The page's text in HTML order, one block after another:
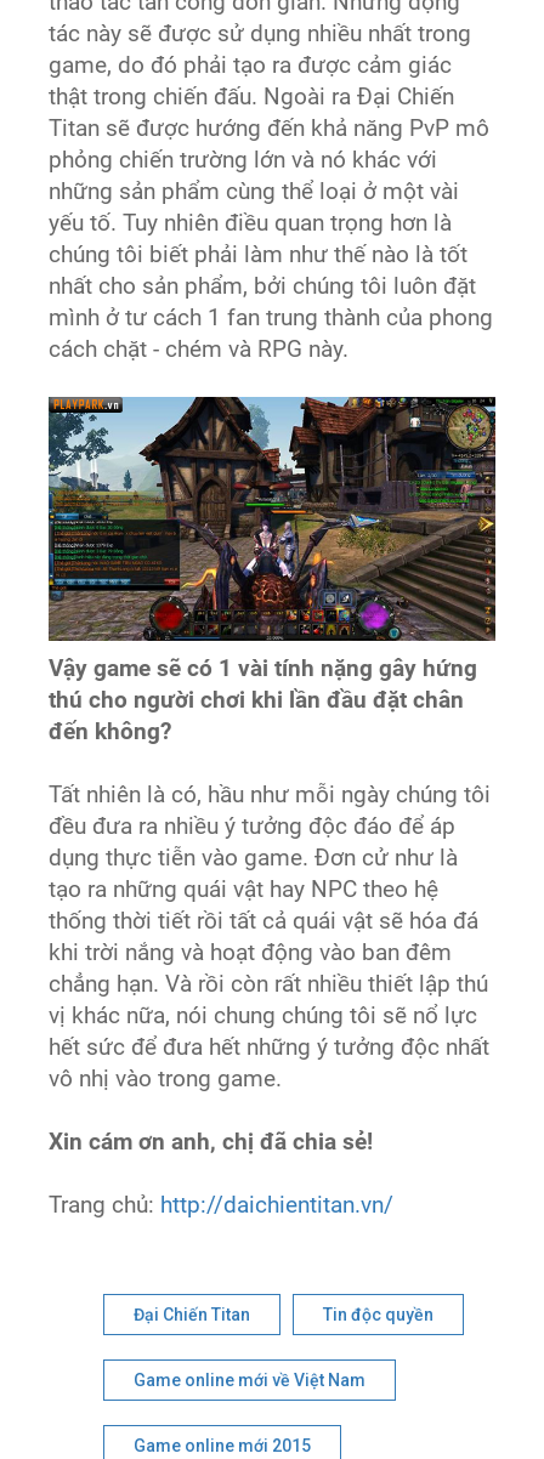
tác này sẽ được sử dụng nhiều nhất trong
game, do đó phải tạo ra được cảm giác
thật trong chiến đấu. Ngoài ra Đại Chiến
Titan sẽ được hướng đến khả năng PvP mô
phỏng chiến trường lớn và nó khác với
những sản phẩm cùng thể loại ở một vài
yếu tố. Tuy nhiên điều quan trọng hơn là
chúng tôi biết phải làm như thế nào là tốt
nhất cho sản phẩm, bởi chúng tôi luôn đặt
mình ở tư cách 1 fan trung thành của phong
cách chặt - chém và RPG này.
Vậy game sẽ có 1 vài tính nặng gây hứng
thú cho người chơi khi lần đầu đặt chân
đến không?
Tất nhiên là có, hầu như mỗi ngày chúng tôi
đều đưa ra nhiều ý tưởng độc đáo để áp
dụng thực tiễn vào game. Đơn cử như là
tạo ra những quái vật hay NPC theo hệ
thống thời tiết rồi tất cả quái vật sẽ hóa đá
khi trời nắng và hoạt động vào ban đêm
chẳng hạn. Và rồi còn rất nhiều thiết lập thú
vị khác nữa, nói chung chúng tôi sẽ nổ lực
hết sức để đưa hết những ý tưởng độc nhất
vô nhị vào trong game.
Xin cám ơn anh, chị đã chia sẻ!
Trang chủ: http://daichientitan.vn/
Đại Chiến Titan Tin độc quyền
Game online mới về Việt Nam
Game online mới 2015